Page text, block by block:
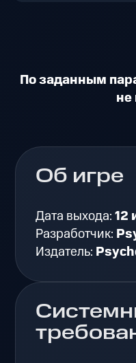
По заданным
не
Об игре
Дата выхода:12
Разработчик:
Издатель: